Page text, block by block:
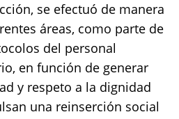
se efectuó de manera
áreas, como parte de
del personal
en función de generar
y respeto a la dignidad
una reinserción social